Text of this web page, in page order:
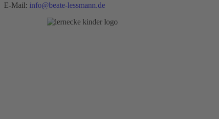
E-Mail: info@beate-lessmann.de